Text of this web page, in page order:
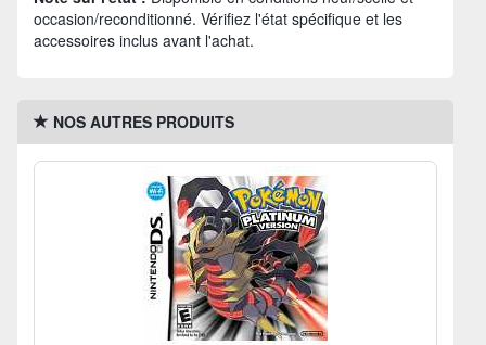
occasion/reconditionné. Vérifiez l'état spécifique et les
accessoires inclus avant l'achat.
NOS AUTRES PRODUITS